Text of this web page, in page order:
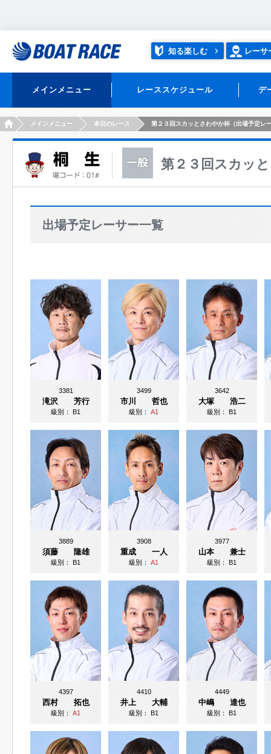
知る楽しむ レーサ
メインメニュー レーススケジュール デ
HOMEメインメニュー 本日のレース 第２３回スカッとさわやか杯（出場予定レ
第２３回スカッ
出場予定レーサー一覧
3381
滝沢 芳行
級別：B1
3499
市川 哲也
級別：A1
3642
大塚 浩二
級別：B1
3889
須藤 隆雄
級別：B1
3908
重成 一人
級別：A1
3977
山本 兼士
級別：B1
4397
西村 拓也
級別：A1
4410
井上 大輔
級別：B1
4449
中嶋 達也
級別：B1